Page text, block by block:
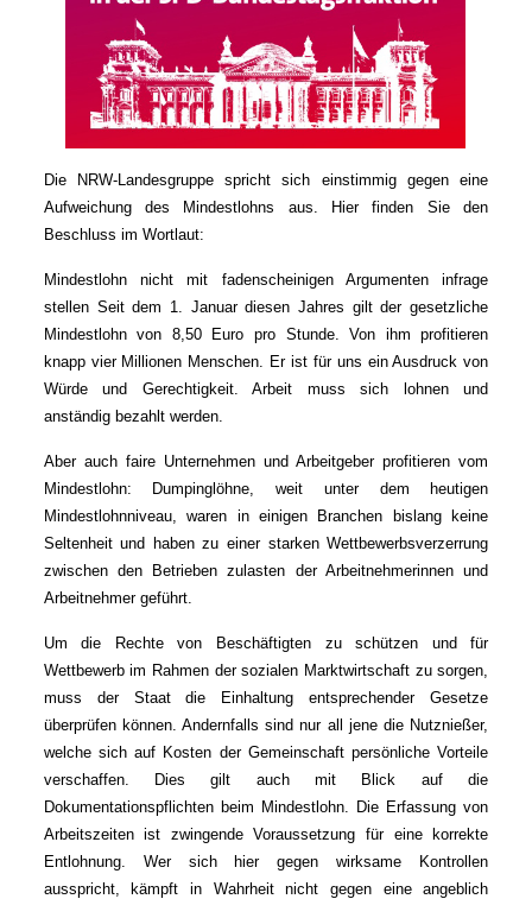
Die NRW-Landesgruppe spricht sich einstimmig gegen eine
Aufweichung des Mindestlohns aus. Hier finden Sie den
Beschluss im Wortlaut:
Mindestlohn nicht mit fadenscheinigen Argumenten infrage
stellen Seit dem 1. Januar diesen Jahres gilt der gesetzliche
Mindestlohn von 8,50 Euro pro Stunde. Von ihm profitieren
knapp vier Millionen Menschen. Er ist für uns ein Ausdruck von
Würde und Gerechtigkeit. Arbeit muss sich lohnen und
anständig bezahlt werden.
Aber auch faire Unternehmen und Arbeitgeber profitieren vom
Mindestlohn: Dumpinglöhne, weit unter dem heutigen
Mindestlohnniveau, waren in einigen Branchen bislang keine
Seltenheit und haben zu einer starken Wettbewerbsverzerrung
zwischen den Betrieben zulasten der Arbeitnehmerinnen und
Arbeitnehmer geführt.
Um die Rechte von Beschäftigten zu schützen und für
Wettbewerb im Rahmen der sozialen Marktwirtschaft zu sorgen,
muss der Staat die Einhaltung entsprechender Gesetze
überprüfen können. Andernfalls sind nur all jene die Nutznießer,
welche sich auf Kosten der Gemeinschaft persönliche Vorteile
verschaffen. Dies gilt auch mit Blick auf die
Dokumentationspflichten beim Mindestlohn. Die Erfassung von
Arbeitszeiten ist zwingende Voraussetzung für eine korrekte
Entlohnung. Wer sich hier gegen wirksame Kontrollen
ausspricht, kämpft in Wahrheit nicht gegen eine angeblich